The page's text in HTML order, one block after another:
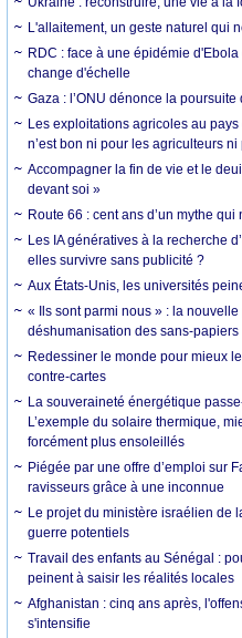
L'allaitement, un geste naturel qui
RDC : face à une épidémie
change d'échelle
Gaza : l’ONU dénonce la
Les exploitations agricoles au
n’est bon ni pour les agriculteurs
Accompagner la fin de vie et le
devant soi »
Route 66 : cent ans d’un mythe qui
Les IA génératives à la recherche
elles survivre sans publicité ?
Aux États-Unis, les universités
« Ils sont parmi nous » : la
déshumanisation des sans-papiers
Redessiner le monde pour mieux
contre-cartes
La souveraineté énergétique
L’exemple du solaire thermique,
forcément plus ensoleillés
Piégée par une offre d’emploi sur
ravisseurs grâce à une inconnue
Le projet du ministère israélien de
guerre potentiels
Travail des enfants au Sénégal :
peinent à saisir les réalités locales
Afghanistan : cinq ans après,
s'intensifie